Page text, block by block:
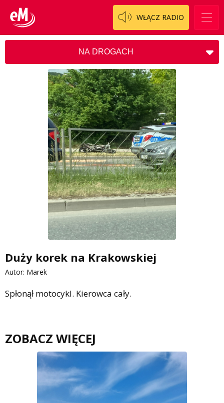
WŁĄCZ RADIO
NA DROGACH
ALERT
AWARIE
CIEKAWOSTKI
KOSCIÓŁ
NA DROGACH
POMOC
SZUKAM / ZNALEZIONO / POMOC
INNE
Duży korek na Krakowskiej
Autor: Marek
Spłonął motocykl. Kierowca cały.
ZOBACZ WIĘCEJ